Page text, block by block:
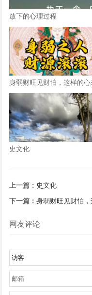
放下的心理过程
身弱财旺见财怕，这样的心
要的
史文化
上一篇： 史文化
下一篇：身弱财旺见财怕
网友评论